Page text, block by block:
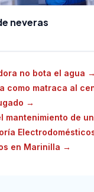
neveras
no bota el agua →
como matraca al
→
mantenimiento de
en Marinilla →